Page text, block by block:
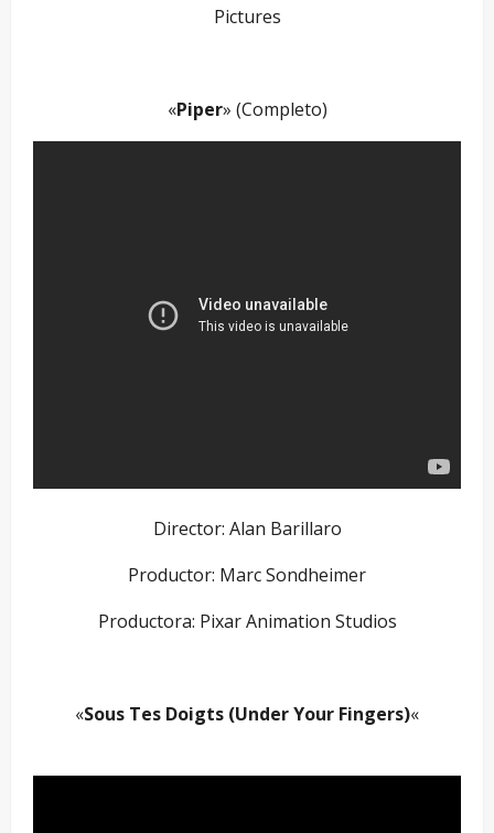
Pictures
«Piper» (Completo)
Director: Alan Barillaro
Productor: Marc Sondheimer
Productora: Pixar Animation Studios
«Sous Tes Doigts (Under Your Fingers)«